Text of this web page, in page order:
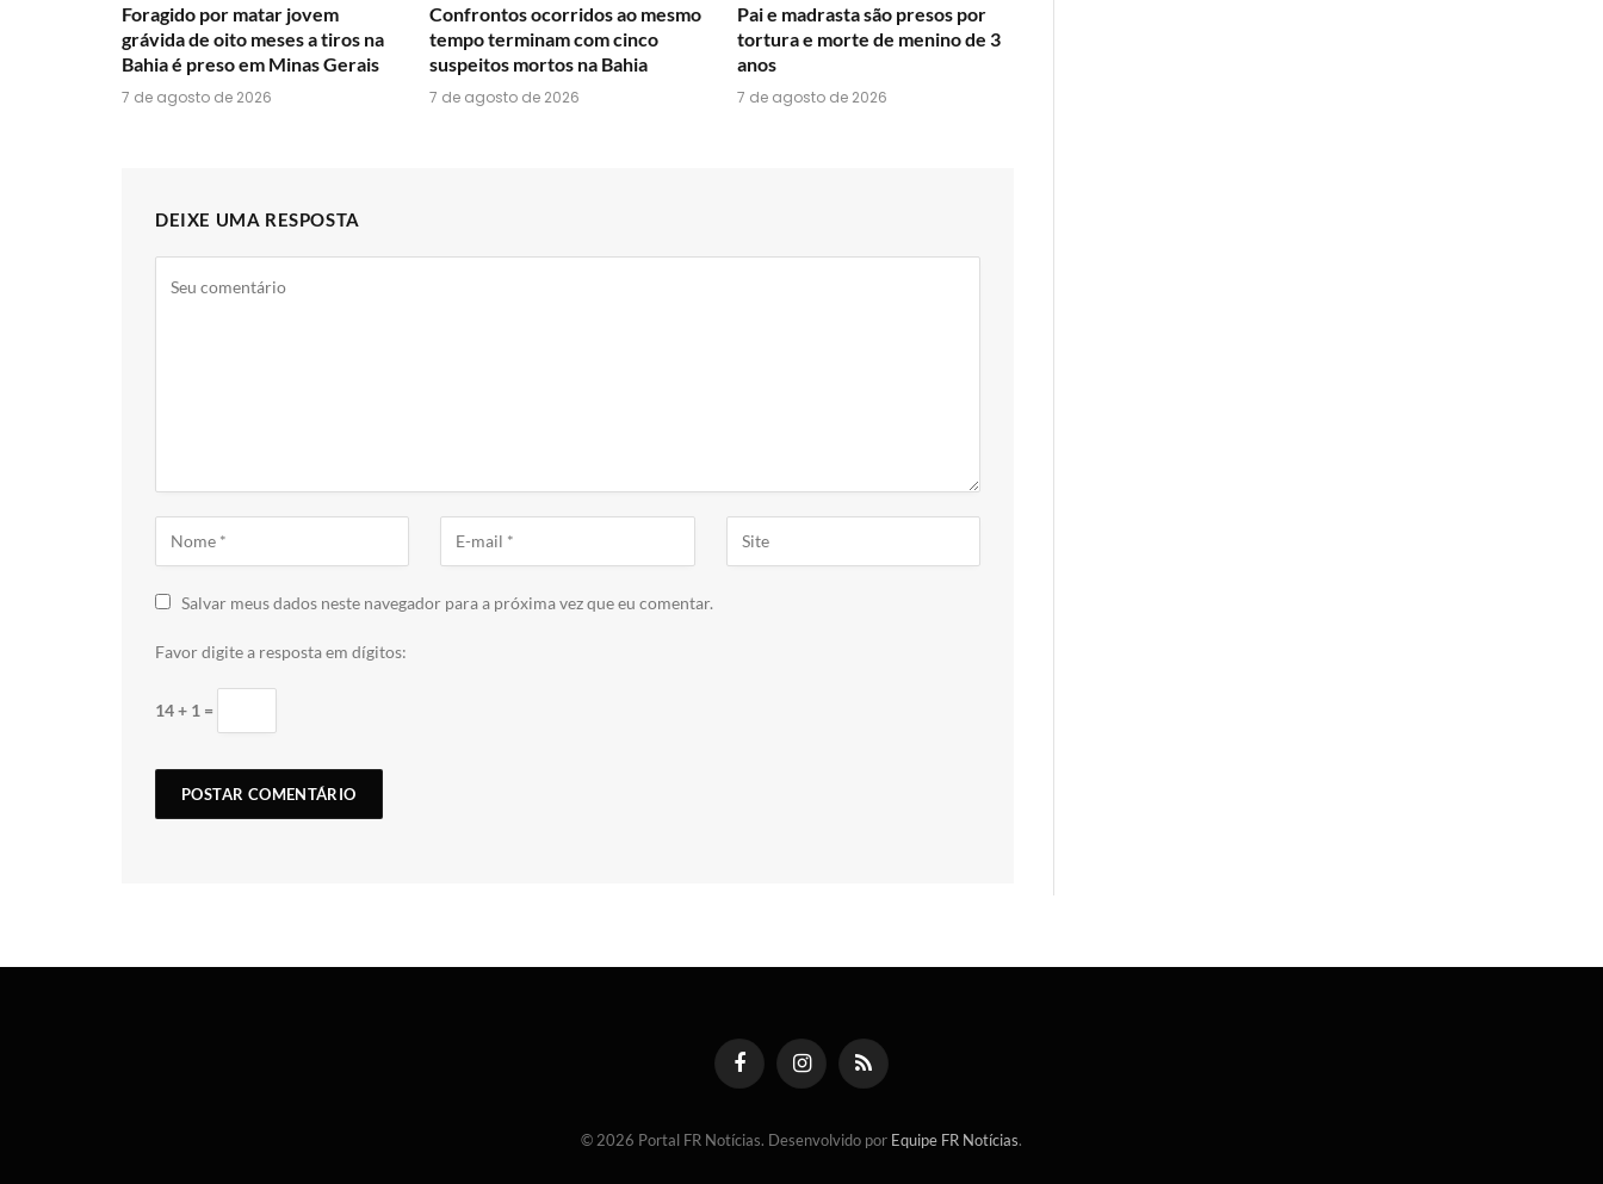
Foragido por matar jovem
grávida de oito meses a tiros na
Bahia é preso em Minas Gerais
7 de agosto de 2026
Confrontos ocorridos ao mesmo
tempo terminam com cinco
suspeitos mortos na Bahia
7 de agosto de 2026
Pai e madrasta são presos por
tortura e morte de menino de 3
anos
7 de agosto de 2026
DEIXE UMA RESPOSTA
Salvar meus dados neste navegador para a próxima vez que eu comentar.
Favor digite a resposta em dígitos:
14 + 1 =
FacebookInstagramRSS
© 2026 Portal FR Notícias. Desenvolvido por Equipe FR Notícias.